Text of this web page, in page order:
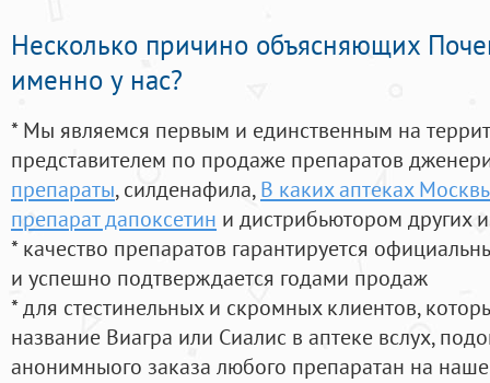
Несколько причино объясняющих
именно у нас?
* Мы являемся первым и единственным на
представителем по продаже препаратов
препараты, силденафила, В каких аптеках
препарат дапоксетин и дистрибьютором других
* качество препаратов гарантируется
и успешно подтверждается годами продаж
* для стестинельных и скромных клиентов,
название Виагра или Сиалис в аптеке вслух,
анонимныого заказа любого препаратан на